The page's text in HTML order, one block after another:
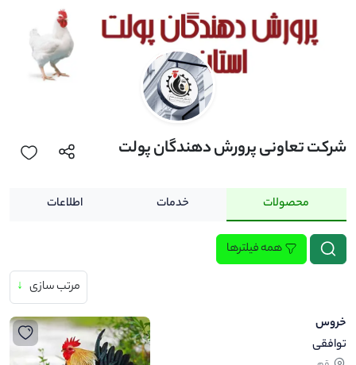
شرکت تعاونی پرورش دهندگان پولت
محصولات خدمات اطلاعات
همه فیلترها
مرتب سازی ↓
خروس
توافقی